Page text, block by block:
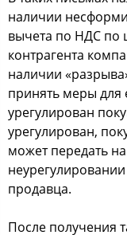
наличии
вычета по НДС по
контрагента
наличии
принять меры для
урегулирован
урегулирован,
может передать
продавца.
После получения